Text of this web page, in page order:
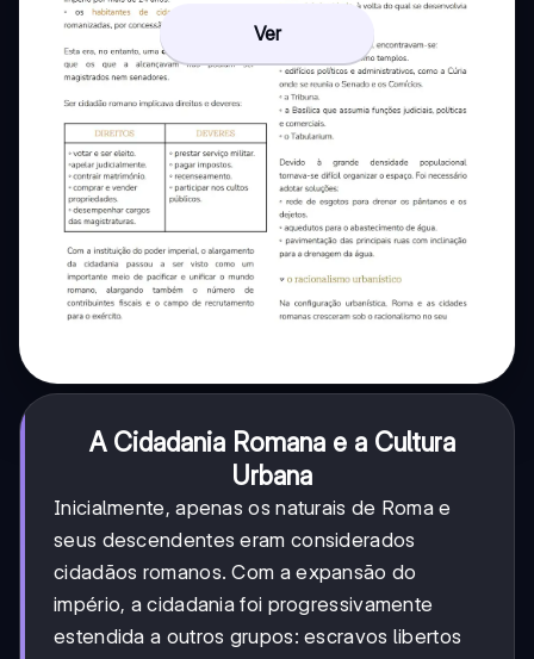
Ver
A Cidadania Romana e a Cultura
Urbana
Inicialmente, apenas os naturais de Roma e
seus descendentes eram considerados
cidadãos romanos. Com a expansão do
império, a cidadania foi progressivamente
estendida a outros grupos: escravos libertos